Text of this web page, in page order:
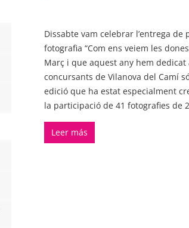
Dissabte vam celebrar l’entrega de
fotografia “Com ens veiem les
Març i que aquest any hem dedicat
concursants de Vilanova del Camí
edició que ha estat especialment
la participació de 41 fotografies de
Leer más